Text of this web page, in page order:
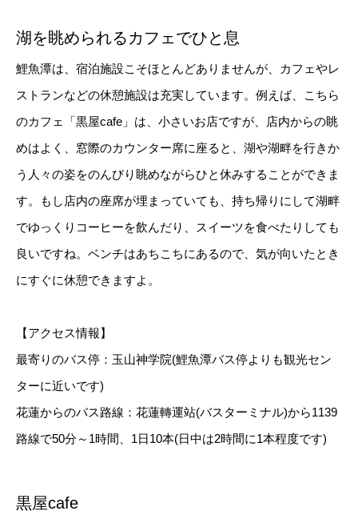
湖を眺められるカフェでひと息
鯉魚潭は、宿泊施設こそほとんどありませんが、カフェやレ
ストランなどの休憩施設は充実しています。例えば、こちら
のカフェ「黒屋cafe」は、小さいお店ですが、店内からの眺
めはよく、窓際のカウンター席に座ると、湖や湖畔を行きか
う人々の姿をのんびり眺めながらひと休みすることができま
す。もし店内の座席が埋まっていても、持ち帰りにして湖畔
でゆっくりコーヒーを飲んだり、スイーツを食べたりしても
良いですね。ベンチはあちこちにあるので、気が向いたとき
にすぐに休憩できますよ。
【アクセス情報】
最寄りのバス停：玉山神学院(鯉魚潭バス停よりも観光セン
ターに近いです)
花蓮からのバス路線：花蓮轉運站(バスターミナル)から1139
路線で50分～1時間、1日10本(日中は2時間に1本程度です)
黒屋cafe